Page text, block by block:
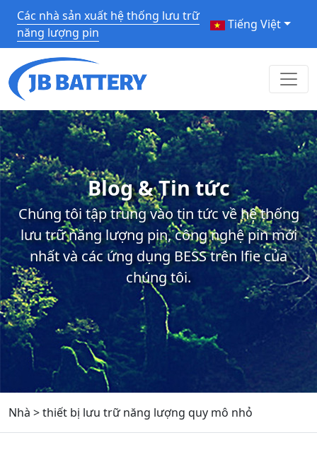
Các nhà sản xuất hệ thống lưu trữ
năng lượng pin
Tiếng Việt
Blog & Tin tức
Chúng tôi tập trung vào tin tức về hệ thống
lưu trữ năng lượng pin, công nghệ pin mới
nhất và các ứng dụng BESS trên lfie của
chúng tôi.
Nhà >thiết bị lưu trữ năng lượng quy mô nhỏ